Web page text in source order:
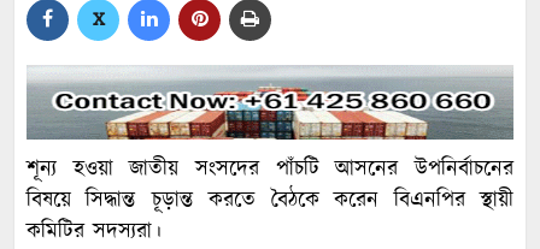
X
শূন্য হওয়া জাতীয় সংসদের পাঁচটি আসনের উপনির্বাচনের
বিষয়ে সিদ্ধান্ত চূড়ান্ত করতে বৈঠকে করেন বিএনপির স্থায়ী
কমিটির সদস্যরা।